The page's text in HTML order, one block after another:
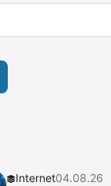
Internet04.08.26